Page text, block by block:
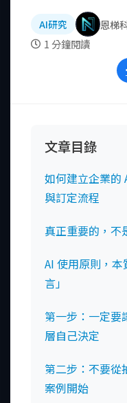
AI研究 恩梯
1 分鐘閱讀
文章目錄
如何建立企業的
與訂定流程
真正重要的，不
AI 使用原則，
言」
第一步：一定要
層自己決定
第二步：不要從
案例開始